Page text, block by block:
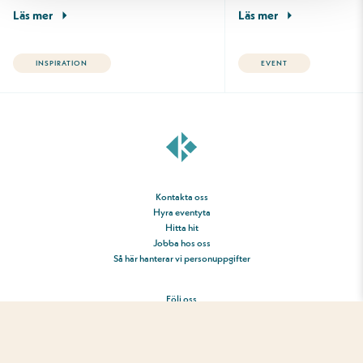
Läs mer
INSPIRATION
Läs mer
EVENT
Kontakta oss
Hyra eventyta
Hitta hit
Jobba hos oss
Så här hanterar vi personuppgifter
Följ oss